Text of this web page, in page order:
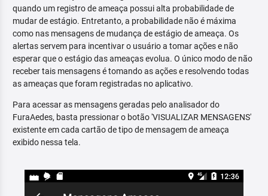
quando um registro de ameaça possui alta probabilidade de
mudar de estágio. Entretanto, a probabilidade não é máxima
como nas mensagens de mudança de estágio de ameaça. Os
alertas servem para incentivar o usuário a tomar ações e não
esperar que o estágio das ameaças evolua. O único modo de não
receber tais mensagens é tomando as ações e resolvendo todas
as ameaças que foram registradas no aplicativo.
Para acessar as mensagens geradas pelo analisador do
FuraAedes, basta pressionar o botão 'VISUALIZAR MENSAGENS'
existente em cada cartão de tipo de mensagem de ameaça
exibido nessa tela.